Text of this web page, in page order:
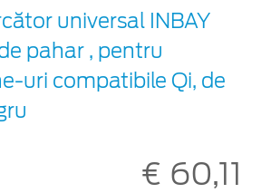
universal INBAY
pahar , pentru
uri compatibile Qi, de
€ 60,11